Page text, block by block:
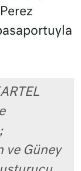
ve Güney